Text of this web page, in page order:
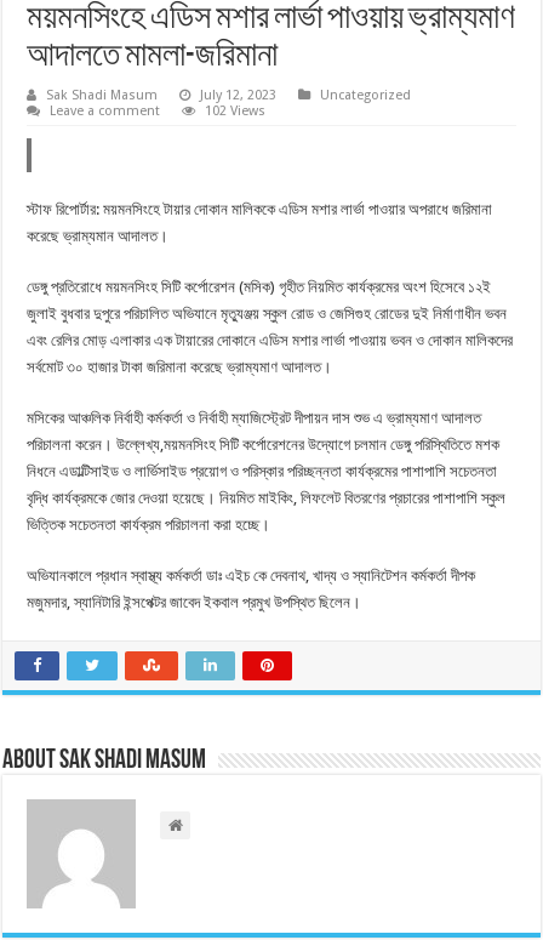
ময়মনসিংহে এডিস মশার লার্ভা পাওয়ায় ভ্রাম্যমাণ
আদালতে মামলা-জরিমানা
Sak Shadi Masum July 12, 2023
Uncategorized
Leave a comment
102 Views
স্টাফ রিপোর্টার: ময়মনসিংহে টায়ার দোকান মালিককে এডিস মশার লার্ভা পাওয়ার অপরাধে জরিমানা
করেছে ভ্রাম্যমান আদালত।
ডেঙ্গু প্রতিরোধে ময়মনসিংহ সিটি কর্পোরেশন (মসিক) গৃহীত নিয়মিত কার্যক্রমের অংশ হিসেবে ১২ই
জুলাই বুধবার দুপুরে পরিচালিত অভিযানে মৃত্যুঞ্জয় স্কুল রোড ও জেসিগুহ রোডের দুই নির্মাণাধীন ভবন
এবং রেলির মোড় এলাকার এক টায়ারের দোকানে এডিস মশার লার্ভা পাওয়ায় ভবন ও দোকান মালিকদের
সর্বমোট ৩০ হাজার টাকা জরিমানা করেছে ভ্রাম্যমাণ আদালত।
মসিকের আঞ্চলিক নির্বাহী কর্মকর্তা ও নির্বাহী ম্যাজিস্ট্রেট দীপায়ন দাস শুভ এ ভ্রাম্যমাণ আদালত
পরিচালনা করেন। উল্লেখ্য,ময়মনসিংহ সিটি কর্পোরেশনের উদ্যোগে চলমান ডেঙ্গু পরিস্থিতিতে মশক
নিধনে এডাল্টিসাইড ও লার্ভিসাইড প্রয়োগ ও পরিস্কার পরিচ্ছন্নতা কার্যক্রমের পাশাপাশি সচেতনতা
বৃদ্ধি কার্যক্রমকে জোর দেওয়া হয়েছে। নিয়মিত মাইকিং, লিফলেট বিতরণের প্রচারের পাশাপাশি স্কুল
ভিত্তিক সচেতনতা কার্যক্রম পরিচালনা করা হচ্ছে।
অভিযানকালে প্রধান স্বাস্থ্য কর্মকর্তা ডাঃ এইচ কে দেবনাথ, খাদ্য ও স্যানিটেশন কর্মকর্তা দীপক
মজুমদার, স্যানিটারি ইন্সপেক্টর জাবেদ ইকবাল প্রমুখ উপস্থিত ছিলেন।
About Sak Shadi Masum